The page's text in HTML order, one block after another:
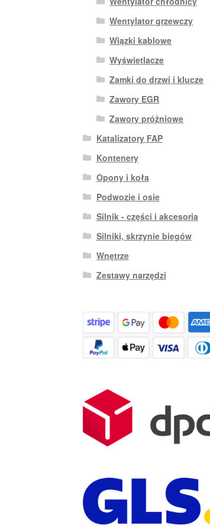
Wentylator grzewczy
Wiązki kablowe
Wyświetlacze
Zamki do drzwi i klucze
Zawory EGR
Zawory próżniowe
Katalizatory FAP
Kontenery
Opony i koła
Podwozie i osie
Silnik - części i akcesoria
Silniki, skrzynie biegów
Wnętrze
Zestawy narzędzi